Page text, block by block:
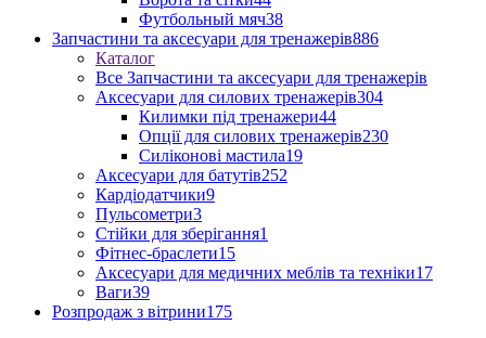
Футбольный мяч38
Запчастини та аксесуари для тренажерів886
Каталог
Все Запчастини та аксесуари для тренажерів
Аксесуари для силових тренажерів304
Килимки під тренажери44
Опції для силових тренажерів230
Силіконові мастила19
Аксесуари для батутів252
Кардіодатчики9
Пульсометри3
Стійки для зберігання1
Фітнес-браслети15
Аксесуари для медичних меблів та техніки17
Ваги39
Розпродаж з вітрини175